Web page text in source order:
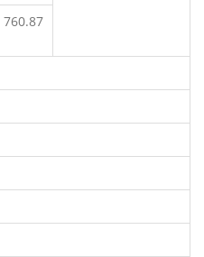
760.87